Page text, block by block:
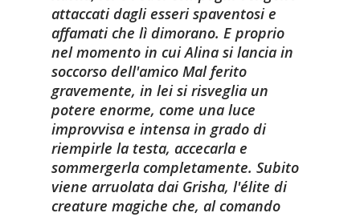
attaccati dagli esseri spaventosi e
affamati che lì dimorano. E proprio
nel momento in cui Alina si lancia in
soccorso dell'amico Mal ferito
gravemente, in lei si risveglia un
potere enorme, come una luce
improvvisa e intensa in grado di
riempirle la testa, accecarla e
sommergerla completamente. Subito
viene arruolata dai Grisha, l'élite di
creature magiche che, al comando